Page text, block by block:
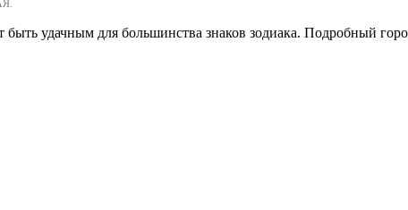
быть удачным для большинства знаков зодиака. Подробный